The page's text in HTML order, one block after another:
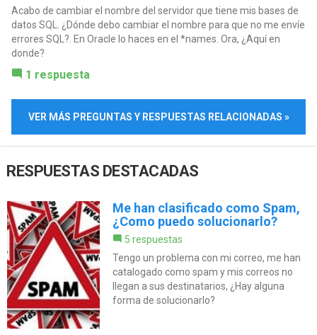
Acabo de cambiar el nombre del servidor que tiene mis bases de
datos SQL. ¿Dónde debo cambiar el nombre para que no me envíe
errores SQL?. En Oracle lo haces en el *names. Ora, ¿Aquí en
donde?
1 respuesta
VER MÁS PREGUNTAS Y RESPUESTAS RELACIONADAS »
RESPUESTAS DESTACADAS
Me han clasificado como Spam,
¿Como puedo solucionarlo?
5 respuestas
Tengo un problema con mi correo, me han
catalogado como spam y mis correos no
llegan a sus destinatarios, ¿Hay alguna
forma de solucionarlo?